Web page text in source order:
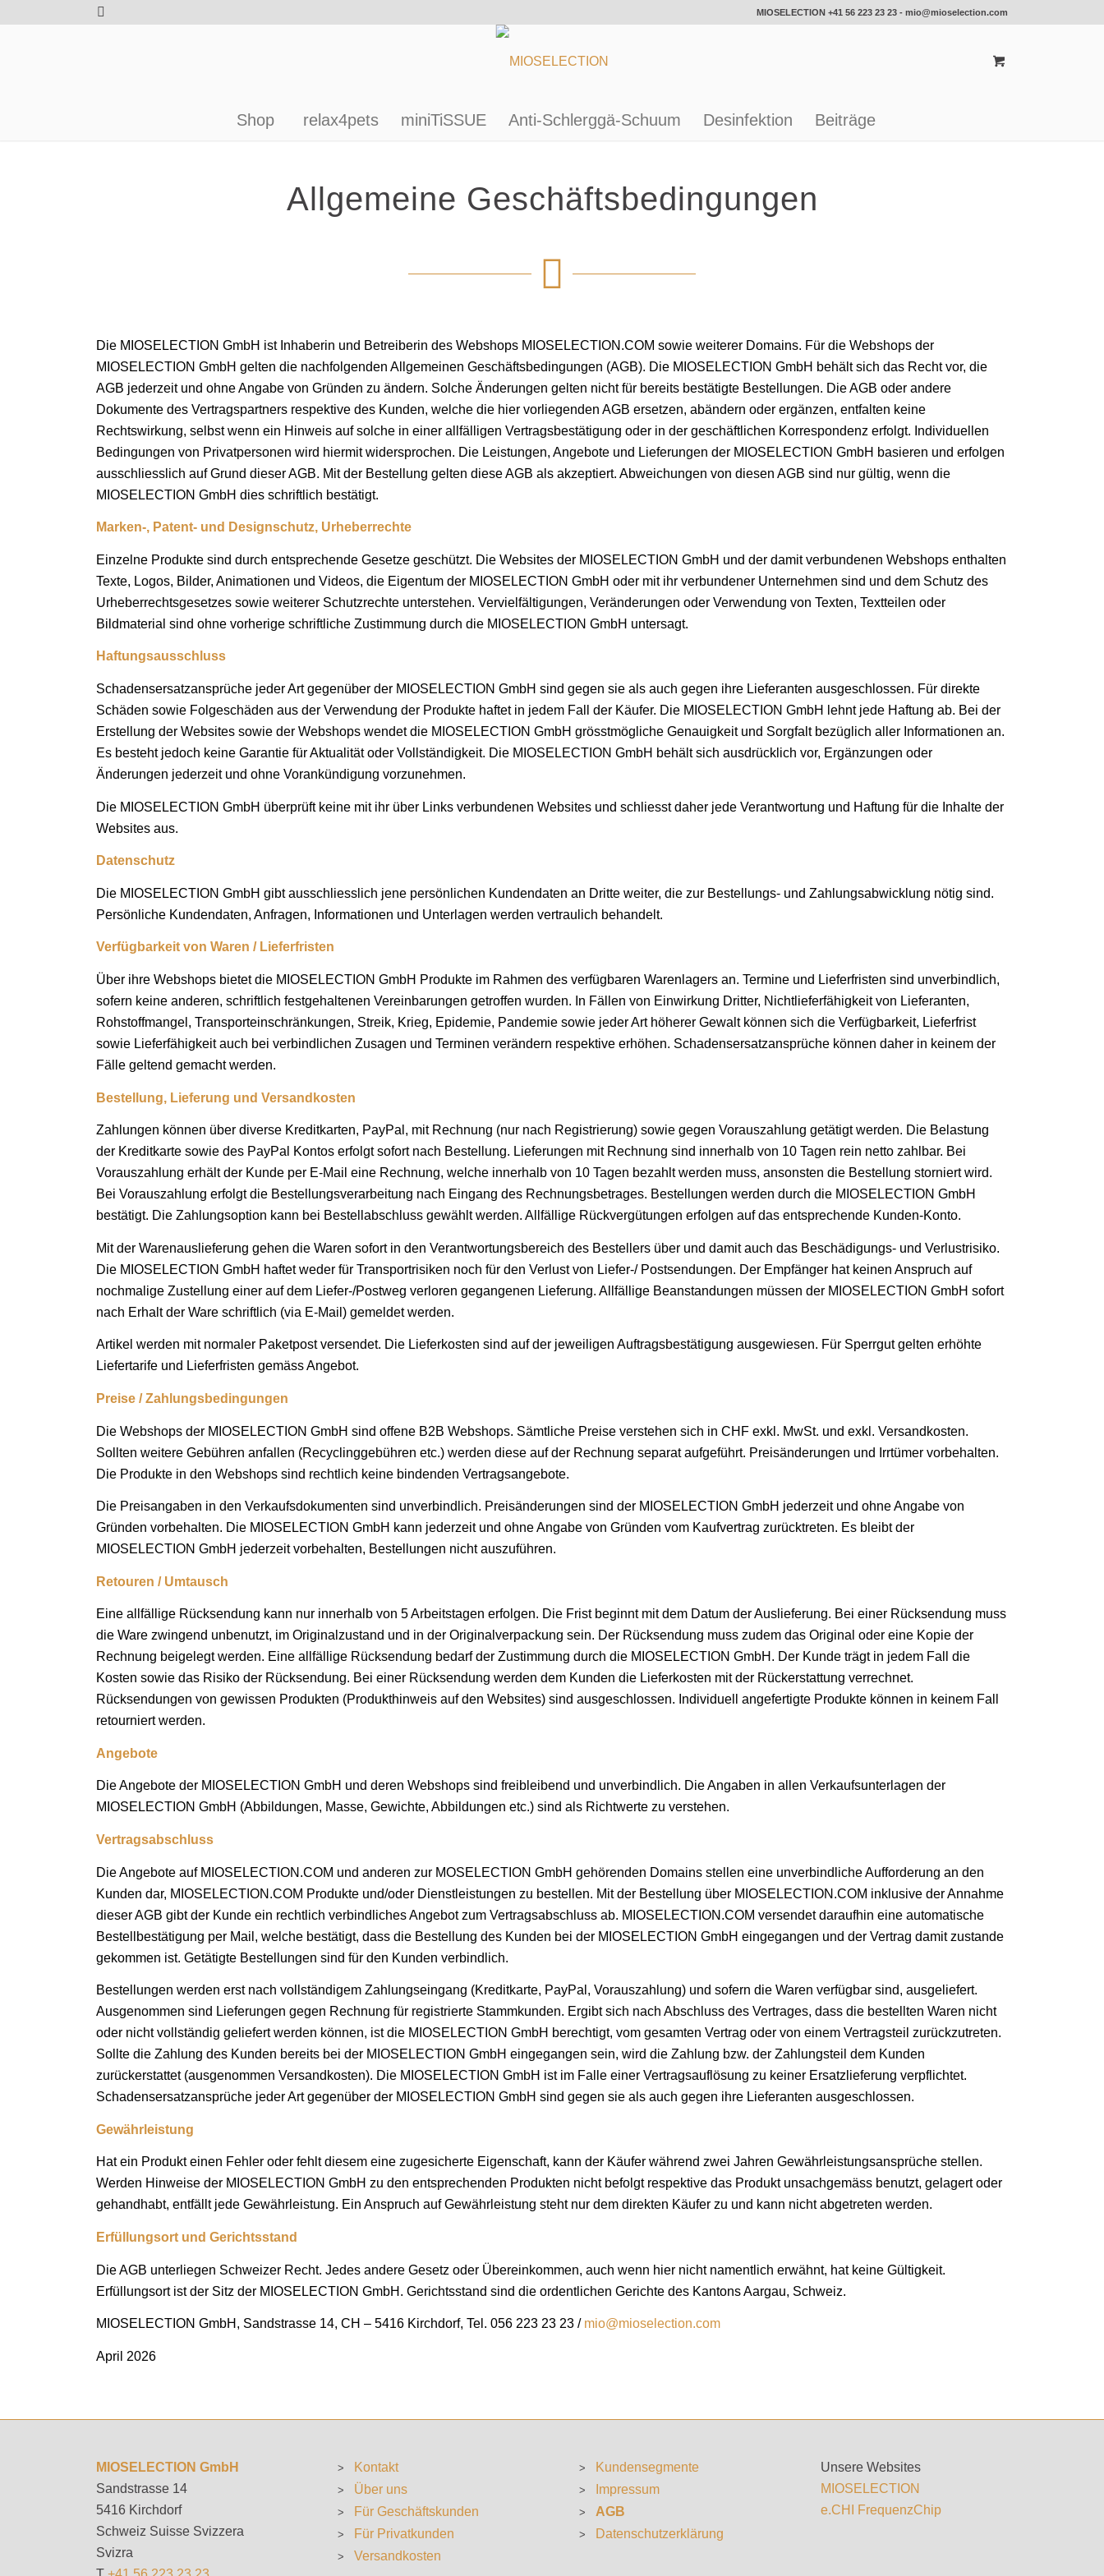
MIOSELECTION +41 56 223 23 23- mio@mioselection.com
Shop relax4pets miniTiSSUE Anti-Schlerggä-Schuum Desinfektion Beiträge
Allgemeine Geschäftsbedingungen
Die MIOSELECTION GmbH ist Inhaberin und Betreiberin des Webshops MIOSELECTION.COM sowie weiterer Domains. Für die Webshops der
MIOSELECTION GmbH gelten die nachfolgenden Allgemeinen Geschäftsbedingungen (AGB). Die MIOSELECTION GmbH behält sich das Recht vor, die
AGB jederzeit und ohne Angabe von Gründen zu ändern. Solche Änderungen gelten nicht für bereits bestätigte Bestellungen. Die AGB oder andere
Dokumente des Vertragspartners respektive des Kunden, welche die hier vorliegenden AGB ersetzen, abändern oder ergänzen, entfalten keine
Rechtswirkung, selbst wenn ein Hinweis auf solche in einer allfälligen Vertragsbestätigung oder in der geschäftlichen Korrespondenz erfolgt. Individuellen
Bedingungen von Privatpersonen wird hiermit widersprochen. Die Leistungen, Angebote und Lieferungen der MIOSELECTION GmbH basieren und erfolgen
ausschliesslich auf Grund dieser AGB. Mit der Bestellung gelten diese AGB als akzeptiert. Abweichungen von diesen AGB sind nur gültig, wenn die
MIOSELECTION GmbH dies schriftlich bestätigt.
Marken-, Patent- und Designschutz, Urheberrechte
Einzelne Produkte sind durch entsprechende Gesetze geschützt. Die Websites der MIOSELECTION GmbH und der damit verbundenen Webshops enthalten
Texte, Logos, Bilder, Animationen und Videos, die Eigentum der MIOSELECTION GmbH oder mit ihr verbundener Unternehmen sind und dem Schutz des
Urheberrechtsgesetzes sowie weiterer Schutzrechte unterstehen. Vervielfältigungen, Veränderungen oder Verwendung von Texten, Textteilen oder
Bildmaterial sind ohne vorherige schriftliche Zustimmung durch die MIOSELECTION GmbH untersagt.
Haftungsausschluss
Schadensersatzansprüche jeder Art gegenüber der MIOSELECTION GmbH sind gegen sie als auch gegen ihre Lieferanten ausgeschlossen. Für direkte
Schäden sowie Folgeschäden aus der Verwendung der Produkte haftet in jedem Fall der Käufer. Die MIOSELECTION GmbH lehnt jede Haftung ab. Bei der
Erstellung der Websites sowie der Webshops wendet die MIOSELECTION GmbH grösstmögliche Genauigkeit und Sorgfalt bezüglich aller Informationen an.
Es besteht jedoch keine Garantie für Aktualität oder Vollständigkeit. Die MIOSELECTION GmbH behält sich ausdrücklich vor, Ergänzungen oder
Änderungen jederzeit und ohne Vorankündigung vorzunehmen.
Die MIOSELECTION GmbH überprüft keine mit ihr über Links verbundenen Websites und schliesst daher jede Verantwortung und Haftung für die Inhalte der
Websites aus.
Datenschutz
Die MIOSELECTION GmbH gibt ausschliesslich jene persönlichen Kundendaten an Dritte weiter, die zur Bestellungs- und Zahlungsabwicklung nötig sind.
Persönliche Kundendaten, Anfragen, Informationen und Unterlagen werden vertraulich behandelt.
Verfügbarkeit von Waren / Lieferfristen
Über ihre Webshops bietet die MIOSELECTION GmbH Produkte im Rahmen des verfügbaren Warenlagers an. Termine und Lieferfristen sind unverbindlich,
sofern keine anderen, schriftlich festgehaltenen Vereinbarungen getroffen wurden. In Fällen von Einwirkung Dritter, Nichtlieferfähigkeit von Lieferanten,
Rohstoffmangel, Transporteinschränkungen, Streik, Krieg, Epidemie, Pandemie sowie jeder Art höherer Gewalt können sich die Verfügbarkeit, Lieferfrist
sowie Lieferfähigkeit auch bei verbindlichen Zusagen und Terminen verändern respektive erhöhen. Schadensersatzansprüche können daher in keinem der
Fälle geltend gemacht werden.
Bestellung, Lieferung und Versandkosten
Zahlungen können über diverse Kreditkarten, PayPal, mit Rechnung (nur nach Registrierung) sowie gegen Vorauszahlung getätigt werden. Die Belastung
der Kreditkarte sowie des PayPal Kontos erfolgt sofort nach Bestellung. Lieferungen mit Rechnung sind innerhalb von 10 Tagen rein netto zahlbar. Bei
Vorauszahlung erhält der Kunde per E-Mail eine Rechnung, welche innerhalb von 10 Tagen bezahlt werden muss, ansonsten die Bestellung storniert wird.
Bei Vorauszahlung erfolgt die Bestellungsverarbeitung nach Eingang des Rechnungsbetrages. Bestellungen werden durch die MIOSELECTION GmbH
bestätigt. Die Zahlungsoption kann bei Bestellabschluss gewählt werden. Allfällige Rückvergütungen erfolgen auf das entsprechende Kunden-Konto.
Mit der Warenauslieferung gehen die Waren sofort in den Verantwortungsbereich des Bestellers über und damit auch das Beschädigungs- und Verlustrisiko.
Die MIOSELECTION GmbH haftet weder für Transportrisiken noch für den Verlust von Liefer-/ Postsendungen. Der Empfänger hat keinen Anspruch auf
nochmalige Zustellung einer auf dem Liefer-/Postweg verloren gegangenen Lieferung. Allfällige Beanstandungen müssen der MIOSELECTION GmbH sofort
nach Erhalt der Ware schriftlich (via E-Mail) gemeldet werden.
Artikel werden mit normaler Paketpost versendet. Die Lieferkosten sind auf der jeweiligen Auftragsbestätigung ausgewiesen. Für Sperrgut gelten erhöhte
Liefertarife und Lieferfristen gemäss Angebot.
Preise / Zahlungsbedingungen
Die Webshops der MIOSELECTION GmbH sind offene B2B Webshops. Sämtliche Preise verstehen sich in CHF exkl. MwSt. und exkl. Versandkosten.
Sollten weitere Gebühren anfallen (Recyclinggebühren etc.) werden diese auf der Rechnung separat aufgeführt. Preisänderungen und Irrtümer vorbehalten.
Die Produkte in den Webshops sind rechtlich keine bindenden Vertragsangebote.
Die Preisangaben in den Verkaufsdokumenten sind unverbindlich. Preisänderungen sind der MIOSELECTION GmbH jederzeit und ohne Angabe von
Gründen vorbehalten. Die MIOSELECTION GmbH kann jederzeit und ohne Angabe von Gründen vom Kaufvertrag zurücktreten. Es bleibt der
MIOSELECTION GmbH jederzeit vorbehalten, Bestellungen nicht auszuführen.
Retouren / Umtausch
Eine allfällige Rücksendung kann nur innerhalb von 5 Arbeitstagen erfolgen. Die Frist beginnt mit dem Datum der Auslieferung. Bei einer Rücksendung muss
die Ware zwingend unbenutzt, im Originalzustand und in der Originalverpackung sein. Der Rücksendung muss zudem das Original oder eine Kopie der
Rechnung beigelegt werden. Eine allfällige Rücksendung bedarf der Zustimmung durch die MIOSELECTION GmbH. Der Kunde trägt in jedem Fall die
Kosten sowie das Risiko der Rücksendung. Bei einer Rücksendung werden dem Kunden die Lieferkosten mit der Rückerstattung verrechnet.
Rücksendungen von gewissen Produkten (Produkthinweis auf den Websites) sind ausgeschlossen. Individuell angefertigte Produkte können in keinem Fall
retourniert werden.
Angebote
Die Angebote der MIOSELECTION GmbH und deren Webshops sind freibleibend und unverbindlich. Die Angaben in allen Verkaufsunterlagen der
MIOSELECTION GmbH (Abbildungen, Masse, Gewichte, Abbildungen etc.) sind als Richtwerte zu verstehen.
Vertragsabschluss
Die Angebote auf MIOSELECTION.COM und anderen zur MOSELECTION GmbH gehörenden Domains stellen eine unverbindliche Aufforderung an den
Kunden dar, MIOSELECTION.COM Produkte und/oder Dienstleistungen zu bestellen. Mit der Bestellung über MIOSELECTION.COM inklusive der Annahme
dieser AGB gibt der Kunde ein rechtlich verbindliches Angebot zum Vertragsabschluss ab. MIOSELECTION.COM versendet daraufhin eine automatische
Bestellbestätigung per Mail, welche bestätigt, dass die Bestellung des Kunden bei der MIOSELECTION GmbH eingegangen und der Vertrag damit zustande
gekommen ist. Getätigte Bestellungen sind für den Kunden verbindlich.
Bestellungen werden erst nach vollständigem Zahlungseingang (Kreditkarte, PayPal, Vorauszahlung) und sofern die Waren verfügbar sind, ausgeliefert.
Ausgenommen sind Lieferungen gegen Rechnung für registrierte Stammkunden. Ergibt sich nach Abschluss des Vertrages, dass die bestellten Waren nicht
oder nicht vollständig geliefert werden können, ist die MIOSELECTION GmbH berechtigt, vom gesamten Vertrag oder von einem Vertragsteil zurückzutreten.
Sollte die Zahlung des Kunden bereits bei der MIOSELECTION GmbH eingegangen sein, wird die Zahlung bzw. der Zahlungsteil dem Kunden
zurückerstattet (ausgenommen Versandkosten). Die MIOSELECTION GmbH ist im Falle einer Vertragsauflösung zu keiner Ersatzlieferung verpflichtet.
Schadensersatzansprüche jeder Art gegenüber der MIOSELECTION GmbH sind gegen sie als auch gegen ihre Lieferanten ausgeschlossen.
Gewährleistung
Hat ein Produkt einen Fehler oder fehlt diesem eine zugesicherte Eigenschaft, kann der Käufer während zwei Jahren Gewährleistungsansprüche stellen.
Werden Hinweise der MIOSELECTION GmbH zu den entsprechenden Produkten nicht befolgt respektive das Produkt unsachgemäss benutzt, gelagert oder
gehandhabt, entfällt jede Gewährleistung. Ein Anspruch auf Gewährleistung steht nur dem direkten Käufer zu und kann nicht abgetreten werden.
Erfüllungsort und Gerichtsstand
Die AGB unterliegen Schweizer Recht. Jedes andere Gesetz oder Übereinkommen, auch wenn hier nicht namentlich erwähnt, hat keine Gültigkeit.
Erfüllungsort ist der Sitz der MIOSELECTION GmbH. Gerichtsstand sind die ordentlichen Gerichte des Kantons Aargau, Schweiz.
MIOSELECTION GmbH, Sandstrasse 14, CH – 5416 Kirchdorf, Tel. 056 223 23 23 / mio@mioselection.com
April 2026
MIOSELECTION GmbH
Sandstrasse 14
5416 Kirchdorf
Schweiz Suisse Svizzera
Svizra
Kontakt
Über uns
Für Geschäftskunden
Für Privatkunden
Versandkosten
Kundensegmente
Impressum
AGB
Datenschutzerklärung
Unsere Websites
MIOSELECTION
e.CHI FrequenzChip